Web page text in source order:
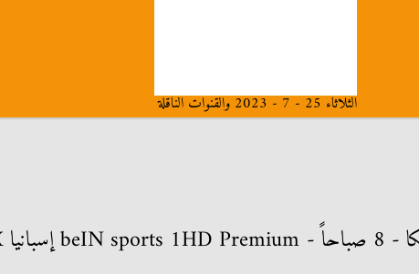
الثلاثاء 25 - 7 - 2023 والقنوات الناقلة